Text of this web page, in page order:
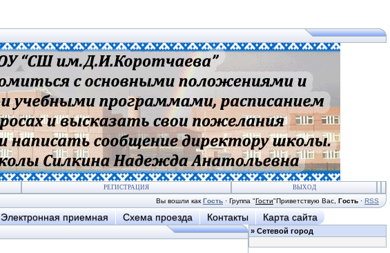
РЕГИСТРАЦИЯ ВЫХОД
Вы вошли как Гость · Группа "Гости"Приветствую Вас Гость · RSS
Электронная приемная Схема проезда Контакты Карта сайта
» Сетевой город